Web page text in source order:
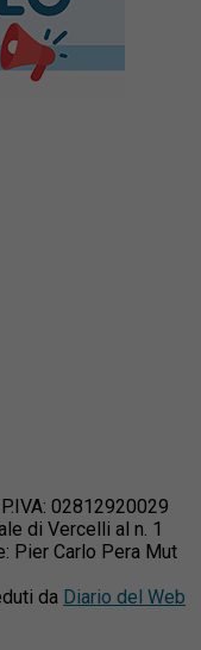
02812920029
di Vercelli al n. 1
Pier Carlo Pera Mut
da Diario del Web